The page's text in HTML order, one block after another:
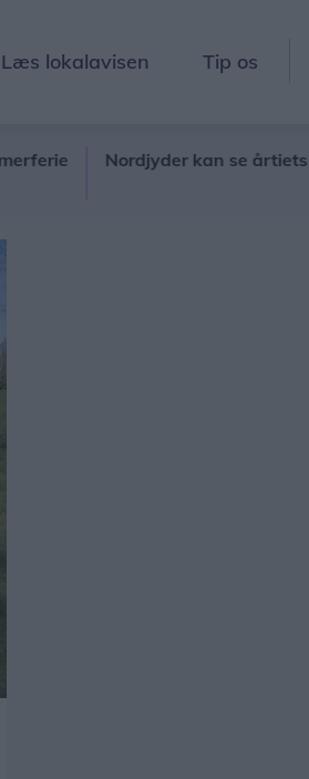
Læs lokalavisen Tip os
Nordjyder kan se årtiets